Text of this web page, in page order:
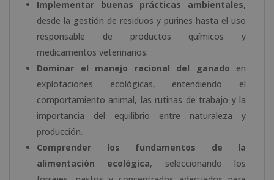
Implementar buenas prácticas ambientales,
desde la gestión de residuos y purines hasta el uso
responsable de productos químicos y
medicamentos veterinarios.
Dominar el manejo racional del ganado en
explotaciones ecológicas, entendiendo el
comportamiento animal, las rutinas de trabajo y la
importancia del equilibrio entre naturaleza y
producción.
Comprender los fundamentos de la
alimentación ecológica, seleccionando los